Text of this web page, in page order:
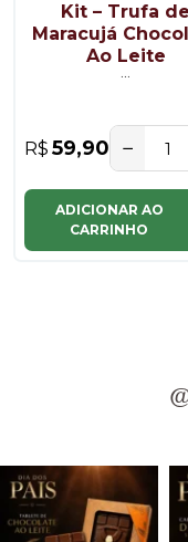
Kit – Trufa de
Maracujá
Ao Leite
...
R$ 59,90 −
ADICIONAR AO
CARRINHO